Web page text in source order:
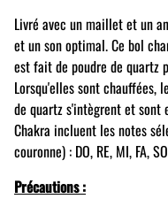
Livré avec un maillet et un
et un son optimal. Ce bol
est fait de poudre de quartz
Lorsqu'elles sont chauffées,
de quartz s'intègrent et sont
Chakra incluent les notes
couronne) : DO, RE, MI, FA,
Précautions :